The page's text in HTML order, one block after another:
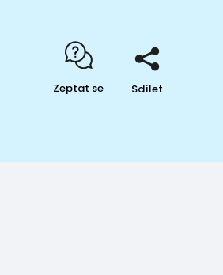
Zeptat se Sdílet